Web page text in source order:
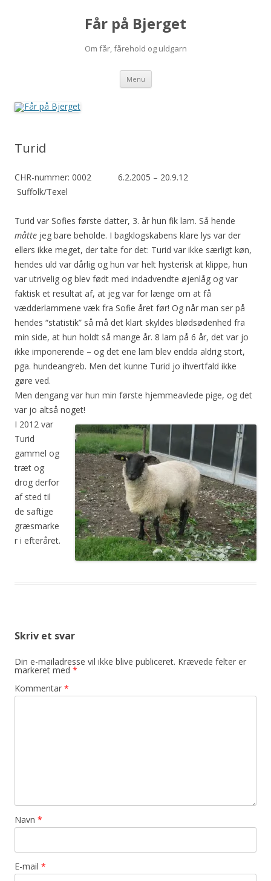
Får på Bjerget
Om får, fårehold og uldgarn
Menu Hop
indhold
Turid
CHR-nummer: 0002 6.2.2005 – 20.9.12
Suffolk/Texel
Turid var Sofies første datter, 3. år hun fik lam. Så hende
måtte jeg bare beholde. I bagklogskabens klare lys var der
ellers ikke meget, der talte for det: Turid var ikke særligt køn,
hendes uld var dårlig og hun var helt hysterisk at klippe, hun
var utrivelig og blev født med indadvendte øjenlåg og var
faktisk et resultat af, at jeg var for længe om at få
vædderlammene væk fra Sofie året før! Og når man ser på
hendes “statistik” så må det klart skyldes blødsødenhed fra
min side, at hun holdt så mange år. 8 lam på 6 år, det var jo
ikke imponerende – og det ene lam blev endda aldrig stort,
pga. hundeangreb. Men det kunne Turid jo ihvertfald ikke
gøre ved.
Men dengang var hun min første hjemmeavlede pige, og det
var jo altså noget!
I 2012 var
Turid
gammel og
træt og
drog derfor
af sted til
de saftige
græsmarke
r i efteråret.
Skriv et svar
Din e-mailadresse vil ikke blive publiceret. Krævede felter er
markeret med *
Kommentar *
Navn *
E-mail *